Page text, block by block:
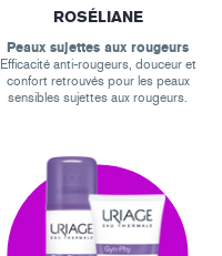
ROSÉLIANE
Peaux sujettes aux rougeurs
Efficacité anti-rougeurs, douceur et
confort retrouvés pour les peaux
sensibles sujettes aux rougeurs.